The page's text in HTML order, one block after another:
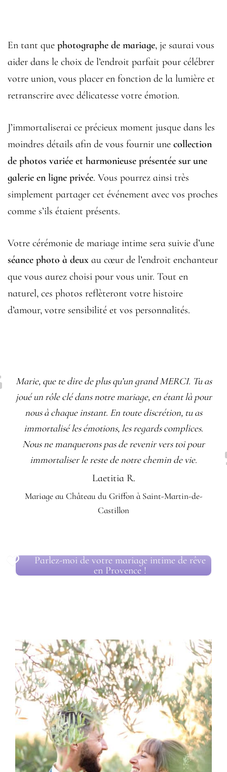
En tant que photographe de mariage, je saurai vous
aider dans le choix de l’endroit parfait pour célébrer
votre union, vous placer en fonction de la lumière et
retranscrire avec délicatesse votre émotion.
J’immortaliserai ce précieux moment jusque dans les
moindres détails afin de vous fournir une collection
de photos variée et harmonieuse présentée sur une
galerie en ligne privée. Vous pourrez ainsi très
simplement partager cet événement avec vos proches
comme s’ils étaient présents.
Votre cérémonie de mariage intime sera suivie d’une
séance photo à deux au cœur de l’endroit enchanteur
que vous aurez choisi pour vous unir. Tout en
naturel, ces photos reflèteront votre histoire
d’amour, votre sensibilité et vos personnalités.
Marie, que te dire de plus qu’un grand MERCI. Tu as
joué un rôle clé dans notre mariage, en étant là pour
nous à chaque instant. En toute discrétion, tu as
immortalisé les émotions, les regards complices.
Nous ne manquerons pas de revenir vers toi pour
immortaliser le reste de notre chemin de vie.
Laetitia R.
Mariage au Château du Griffon à Saint-Martin-de-
Castillon
Parlez-moi de votre mariage intime de rêve
en Provence !